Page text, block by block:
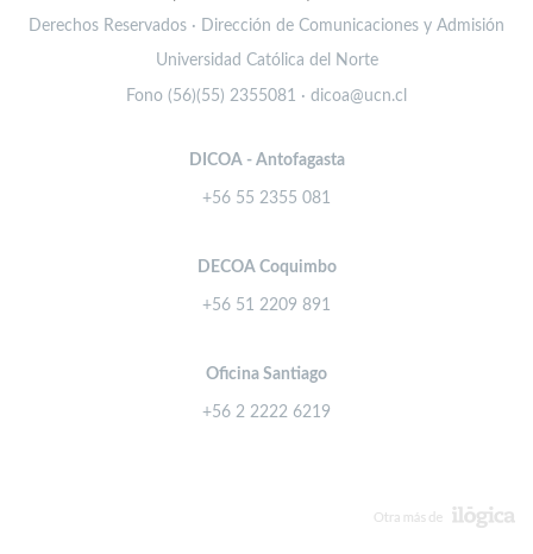
Derechos Reservados · Dirección de Comunicaciones y Admisión
Universidad Católica del Norte
Fono (56)(55) 2355081 · dicoa@ucn.cl
DICOA - Antofagasta
+56 55 2355 081
DECOA Coquimbo
+56 51 2209 891
Oficina Santiago
+56 2 2222 6219